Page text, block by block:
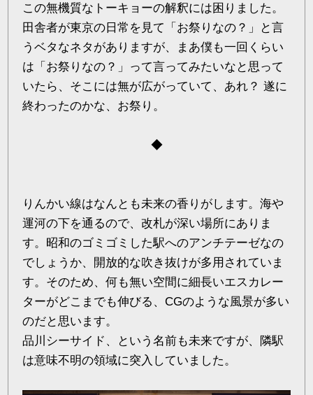
この無機質なトーキョーの解釈には困りました。
田舎者が東京の日常を見て「お祭りなの？」と言
うベタなネタがありますが、まあ僕も一回くらい
は「お祭りなの？」って言ってみたいなと思って
いたら、そこには無が広がっていて、あれ？ 遂に
終わったのかな、お祭り。
◆
りんかい線はなんとも未来の香りがします。海や
運河の下を通るので、改札が深い場所にありま
す。昭和のゴミゴミした駅へのアンチテーゼなの
でしょうか、開放的な吹き抜けが多用されていま
す。そのため、何も無い空間に細長いエスカレー
ターがどこまでも伸びる、CGのような風景が多い
のだと思います。
品川シーサイド、という名前も未来ですが、隣駅
は意味不明の領域に突入していました。